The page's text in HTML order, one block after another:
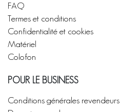
FAQ
Termes et conditions
Confidentialité et cookies
Matériel
Colofon
POUR LE BUSINESS
Conditions générales revendeurs